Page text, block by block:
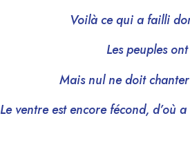
Voilà ce qui a failli
Les peuples
Mais nul ne doit
Le ventre est encore fécond, d’où